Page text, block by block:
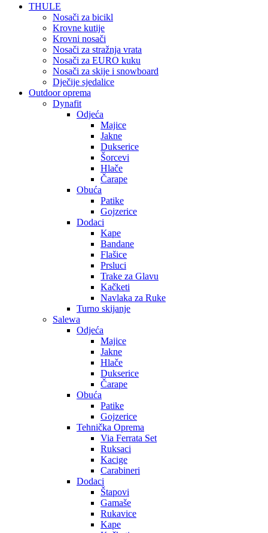
THULE
Nosači za bicikl
Krovne kutije
Krovni nosači
Nosači za stražnja vrata
Nosači za EURO kuku
Nosači za skije i snowboard
Dječije sjedalice
Outdoor oprema
Dynafit
Odjeća
Majice
Jakne
Dukserice
Šorcevi
Hlače
Čarape
Obuća
Patike
Gojzerice
Dodaci
Kape
Bandane
Flašice
Prsluci
Trake za Glavu
Kačketi
Navlaka za Ruke
Turno skijanje
Salewa
Odjeća
Majice
Jakne
Hlače
Dukserice
Čarape
Obuća
Patike
Gojzerice
Tehnička Oprema
Via Ferrata Set
Ruksaci
Kacige
Carabineri
Dodaci
Štapovi
Gamaše
Rukavice
Kape